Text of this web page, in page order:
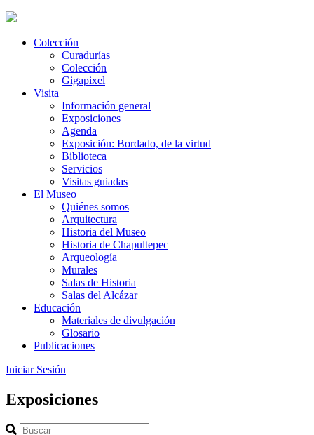
Colección
Curadurías
Colección
Gigapixel
Visita
Información general
Exposiciones
Agenda
Exposición: Bordado, de la virtud
Biblioteca
Servicios
Visitas guiadas
El Museo
Quiénes somos
Arquitectura
Historia del Museo
Historia de Chapultepec
Arqueología
Murales
Salas de Historia
Salas del Alcázar
Educación
Materiales de divulgación
Glosario
Publicaciones
Iniciar Sesión
Exposiciones